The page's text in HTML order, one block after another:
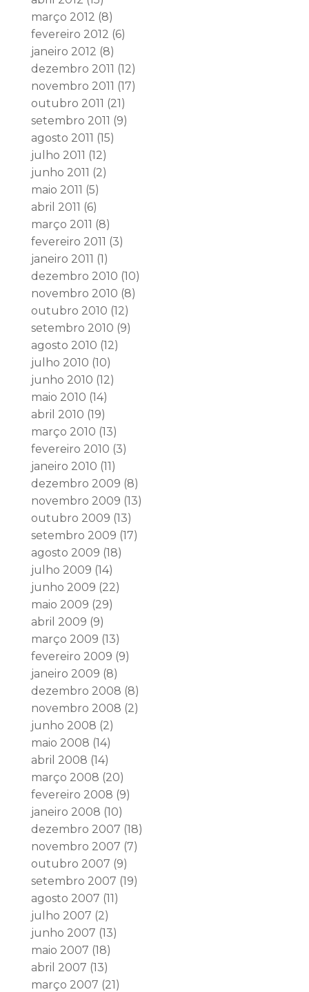
março 2012 (8)
fevereiro 2012 (6)
janeiro 2012 (8)
dezembro 2011 (12)
novembro 2011 (17)
outubro 2011 (21)
setembro 2011 (9)
agosto 2011 (15)
julho 2011 (12)
junho 2011 (2)
maio 2011 (5)
abril 2011 (6)
março 2011 (8)
fevereiro 2011 (3)
janeiro 2011 (1)
dezembro 2010 (10)
novembro 2010 (8)
outubro 2010 (12)
setembro 2010 (9)
agosto 2010 (12)
julho 2010 (10)
junho 2010 (12)
maio 2010 (14)
abril 2010 (19)
março 2010 (13)
fevereiro 2010 (3)
janeiro 2010 (11)
dezembro 2009 (8)
novembro 2009 (13)
outubro 2009 (13)
setembro 2009 (17)
agosto 2009 (18)
julho 2009 (14)
junho 2009 (22)
maio 2009 (29)
abril 2009 (9)
março 2009 (13)
fevereiro 2009 (9)
janeiro 2009 (8)
dezembro 2008 (8)
novembro 2008 (2)
junho 2008 (2)
maio 2008 (14)
abril 2008 (14)
março 2008 (20)
fevereiro 2008 (9)
janeiro 2008 (10)
dezembro 2007 (18)
novembro 2007 (7)
outubro 2007 (9)
setembro 2007 (19)
agosto 2007 (11)
julho 2007 (2)
junho 2007 (13)
maio 2007 (18)
abril 2007 (13)
março 2007 (21)